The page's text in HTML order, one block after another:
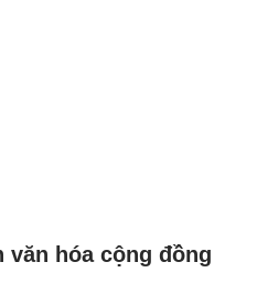
văn hóa cộng đồng